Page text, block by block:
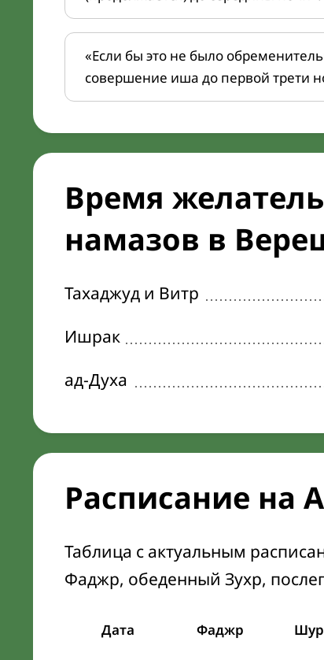
«Если бы это не было
совершение иша до первой трети
Время
намазов в
Тахаджуд и Витр
Ишрак
ад-Духа
Расписание на
Таблица с актуальным
Фаджр, обеденный Зухр,
Дата Фаджр